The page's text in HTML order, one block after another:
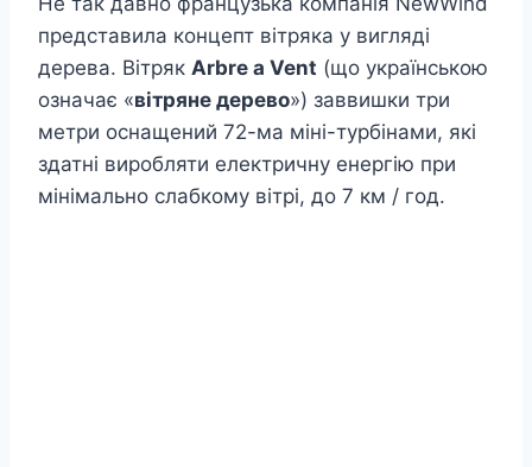
представила концепт вітряка у вигляді
дерева. Вітряк Arbre a Vent (що українською
означає «вітряне дерево») заввишки три
метри оснащений 72-ма міні-турбінами, які
здатні виробляти електричну енергію при
мінімально слабкому вітрі, до 7 км / год.